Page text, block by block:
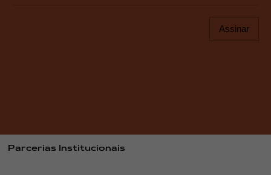
Assinar
Parcerias Institucionais